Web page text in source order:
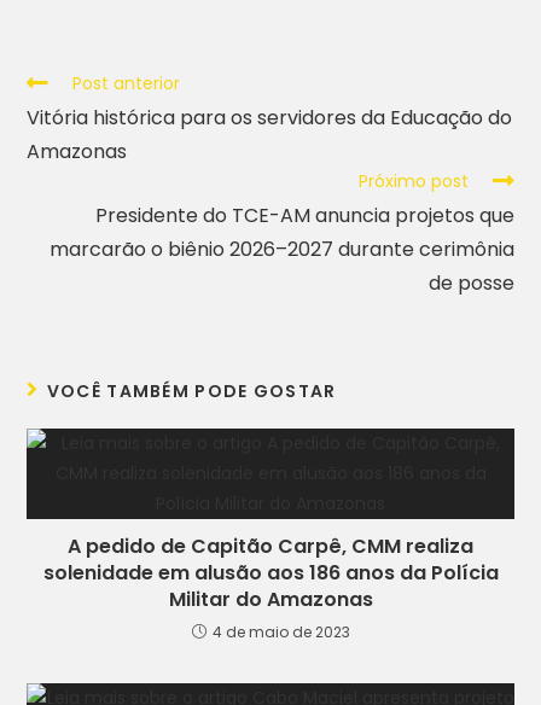
Post anterior
Vitória histórica para os servidores da Educação do
Amazonas
Próximo post
Presidente do TCE-AM anuncia projetos que
marcarão o biênio 2026–2027 durante cerimônia
de posse
VOCÊ TAMBÉM PODE GOSTAR
A pedido de Capitão Carpê, CMM realiza
solenidade em alusão aos 186 anos da Polícia
Militar do Amazonas
4 de maio de 2023